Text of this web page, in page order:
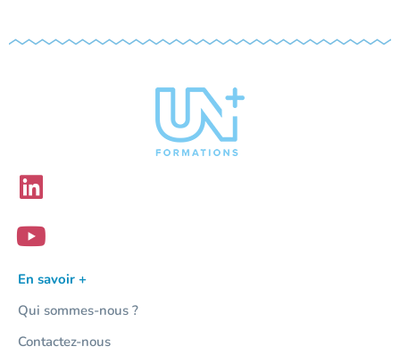
En savoir +
Qui sommes-nous ?
Contactez-nous